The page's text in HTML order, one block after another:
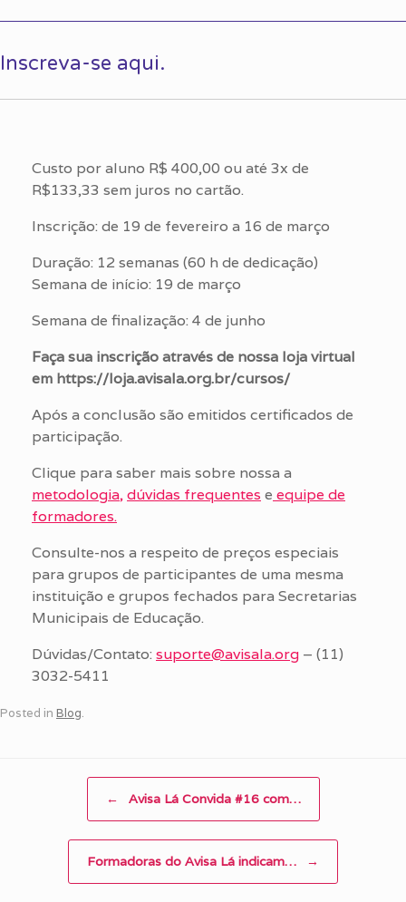
Inscreva-se aqui.
Custo por aluno R$ 400,00 ou até 3x de
R$133,33 sem juros no cartão.
Inscrição: de 19 de fevereiro a 16 de março
Duração: 12 semanas (60 h de dedicação)
Semana de início: 19 de março
Semana de finalização: 4 de junho
Faça sua inscrição através de nossa loja virtual
em https://loja.avisala.org.br/cursos/
Após a conclusão são emitidos certificados de
participação.
Clique para saber mais sobre nossa a
metodologia,dúvidas frequentes e equipe de
formadores.
Consulte-nos a respeito de preços especiais
para grupos de participantes de uma mesma
instituição e grupos fechados para Secretarias
Municipais de Educação.
Dúvidas/Contato: suporte@avisala.org – (11)
3032-5411
Posted in Blog.
← Avisa Lá Convida #16 com…
Formadoras do Avisa Lá indicam… →